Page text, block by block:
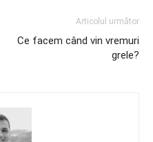
Articolul următor
Ce facem când vin vremuri
grele?